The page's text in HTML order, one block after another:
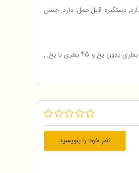
به برق:ندارد, دستگیره ارگونومیک: دارد, دستگیره قابل حمل: دارد, جنس
امکان دسته بندی مواد مختلف در بخش های مختلف یخدان, , امکان قفل کردن درب یخدان, , ساخت با عایق 76 میلیمتری که قادر است یخ را تا 6 روز حفظ کند, , ظرفیتی معادل 80 بطری بدون یخ و 45 بطری با یخ, ,
نظر خود را بنویسید